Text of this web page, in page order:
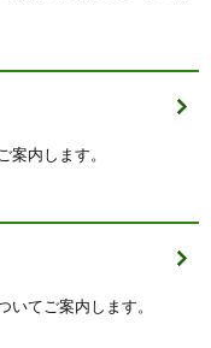
内します。
てご案内します。